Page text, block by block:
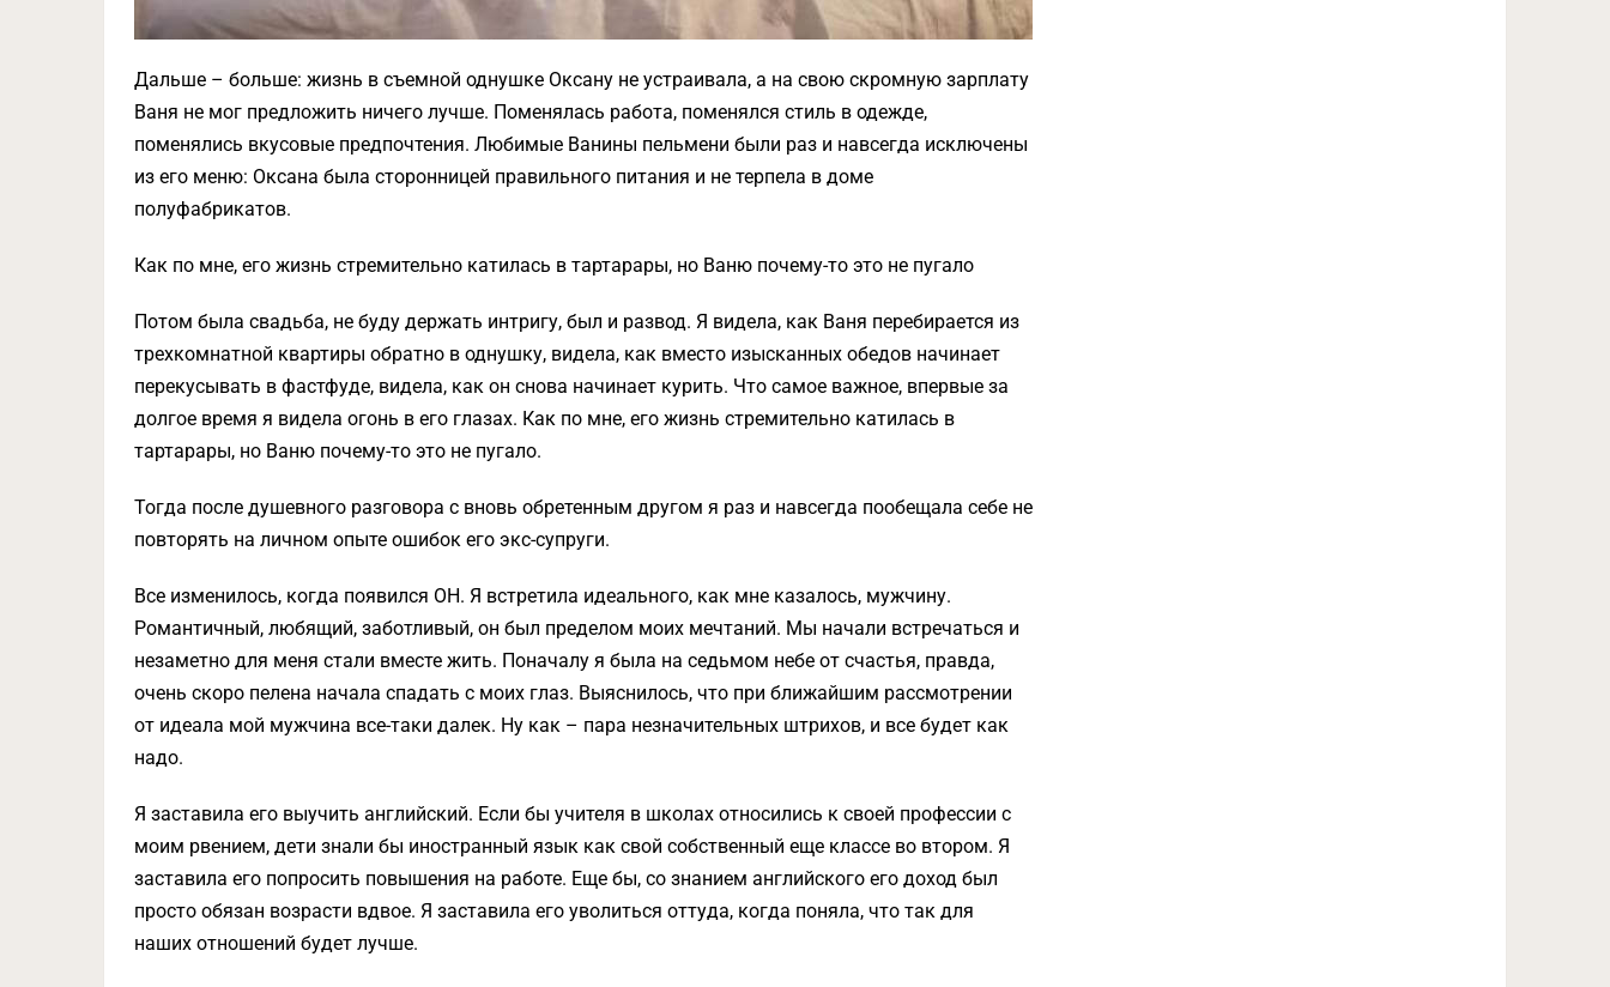
Дальше – больше: жизнь в съемной однушке Оксану не устраивала, а на свою скромную зарплату
Ваня не мог предложить ничего лучше. Поменялась работа, поменялся стиль в одежде,
поменялись вкусовые предпочтения. Любимые Ванины пельмени были раз и навсегда исключены
из его меню: Оксана была сторонницей правильного питания и не терпела в доме
полуфабрикатов.
Как по мне, его жизнь стремительно катилась в тартарары, но Ваню почему-то это не пугало
Потом была свадьба, не буду держать интригу, был и развод. Я видела, как Ваня перебирается из
трехкомнатной квартиры обратно в однушку, видела, как вместо изысканных обедов начинает
перекусывать в фастфуде, видела, как он снова начинает курить. Что самое важное, впервые за
долгое время я видела огонь в его глазах. Как по мне, его жизнь стремительно катилась в
тартарары, но Ваню почему-то это не пугало.
Тогда после душевного разговора с вновь обретенным другом я раз и навсегда пообещала себе не
повторять на личном опыте ошибок его экс-супруги.
Все изменилось, когда появился ОН. Я встретила идеального, как мне казалось, мужчину.
Романтичный, любящий, заботливый, он был пределом моих мечтаний. Мы начали встречаться и
незаметно для меня стали вместе жить. Поначалу я была на седьмом небе от счастья, правда,
очень скоро пелена начала спадать с моих глаз. Выяснилось, что при ближайшим рассмотрении
от идеала мой мужчина все-таки далек. Ну как – пара незначительных штрихов, и все будет как
надо.
Я заставила его выучить английский. Если бы учителя в школах относились к своей профессии с
моим рвением, дети знали бы иностранный язык как свой собственный еще классе во втором. Я
заставила его попросить повышения на работе. Еще бы, со знанием английского его доход был
просто обязан возрасти вдвое. Я заставила его уволиться оттуда, когда поняла, что так для
наших отношений будет лучше.